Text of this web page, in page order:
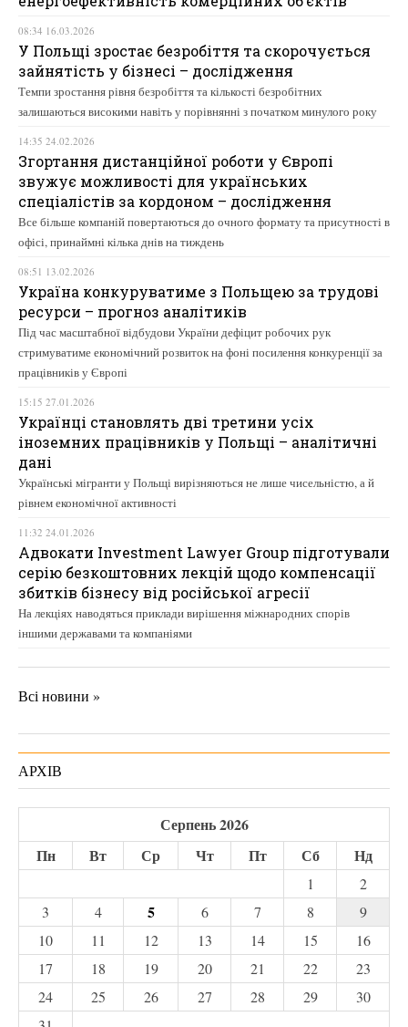
08:34 16.03.2026
У Польщі зростає безробіття та скорочується
зайнятість у бізнесі – дослідження
Темпи зростання рівня безробіття та кількості безробітних
залишаються високими навіть у порівнянні з початком минулого року
14:35 24.02.2026
Згортання дистанційної роботи у Європі
звужує можливості для українських
спеціалістів за кордоном – дослідження
Все більше компаній повертаються до очного формату та присутності в
офісі, принаймні кілька днів на тиждень
08:51 13.02.2026
Україна конкуруватиме з Польщею за трудові
ресурси – прогноз аналітиків
Під час масштабної відбудови України дефіцит робочих рук
стримуватиме економічний розвиток на фоні посилення конкуренції за
працівників у Європі
15:15 27.01.2026
Українці становлять дві третини усіх
іноземних працівників у Польщі – аналітичні
дані
Українські мігранти у Польщі вирізняються не лише чисельністю, а й
рівнем економічної активності
11:32 24.01.2026
Адвокати Investment Lawyer Group підготували
серію безкоштовних лекцій щодо компенсації
збитків бізнесу від російської агресії
На лекціях наводяться приклади вирішення міжнародних спорів
іншими державами та компаніями
Всі новини »
АРХІВ
Серпень 2026
Пн
Вт Ср Чт Пт Сб Нд
1
2
3
4 5 6 7 8
9
10
11 12 13 14 15
16
17
18 19 20 21 22
23
24
25 26 27 28 29
30